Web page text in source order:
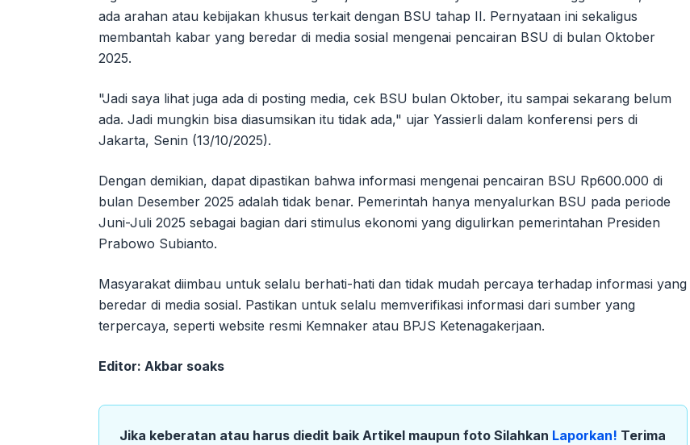
ada arahan atau kebijakan khusus terkait dengan BSU tahap II. Pernyataan ini sekaligus
membantah kabar yang beredar di media sosial mengenai pencairan BSU di bulan Oktober
2025.
"Jadi saya lihat juga ada di posting media, cek BSU bulan Oktober, itu sampai sekarang belum
ada. Jadi mungkin bisa diasumsikan itu tidak ada," ujar Yassierli dalam konferensi pers di
Jakarta, Senin (13/10/2025).
Dengan demikian, dapat dipastikan bahwa informasi mengenai pencairan BSU Rp600.000 di
bulan Desember 2025 adalah tidak benar. Pemerintah hanya menyalurkan BSU pada periode
Juni-Juli 2025 sebagai bagian dari stimulus ekonomi yang digulirkan pemerintahan Presiden
Prabowo Subianto.
Masyarakat diimbau untuk selalu berhati-hati dan tidak mudah percaya terhadap informasi yang
beredar di media sosial. Pastikan untuk selalu memverifikasi informasi dari sumber yang
terpercaya, seperti website resmi Kemnaker atau BPJS Ketenagakerjaan.
Editor: Akbar soaks
Jika keberatan atau harus diedit baik Artikel maupun foto Silahkan Laporkan! Terima